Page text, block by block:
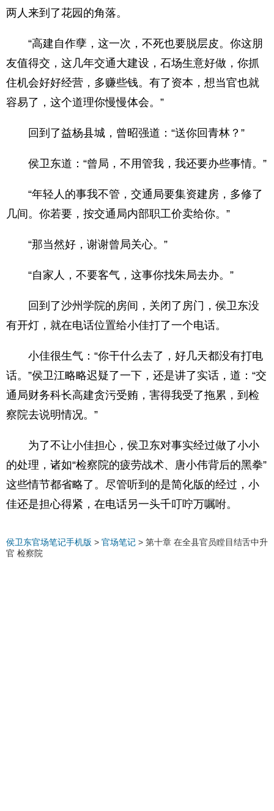
两人来到了花园的角落。
“高建自作孽，这一次，不死也要脱层皮。你这朋
友值得交，这几年交通大建设，石场生意好做，你抓
住机会好好经营，多赚些钱。有了资本，想当官也就
容易了，这个道理你慢慢体会。”
回到了益杨县城，曾昭强道：“送你回青林？”
侯卫东道：“曾局，不用管我，我还要办些事情。”
“年轻人的事我不管，交通局要集资建房，多修了
几间。你若要，按交通局内部职工价卖给你。”
“那当然好，谢谢曾局关心。”
“自家人，不要客气，这事你找朱局去办。”
回到了沙州学院的房间，关闭了房门，侯卫东没
有开灯，就在电话位置给小佳打了一个电话。
小佳很生气：“你干什么去了，好几天都没有打电
话。”侯卫江略略迟疑了一下，还是讲了实话，道：“交
通局财务科长高建贪污受贿，害得我受了拖累，到检
察院去说明情况。”
为了不让小佳担心，侯卫东对事实经过做了小小
的处理，诸如“检察院的疲劳战术、唐小伟背后的黑拳”
这些情节都省略了。尽管听到的是简化版的经过，小
佳还是担心得紧，在电话另一头千叮咛万嘱咐。
侯卫东官场笔记手机版 > 官场笔记 > 第十章 在全县官员瞠目结舌中升
官 检察院